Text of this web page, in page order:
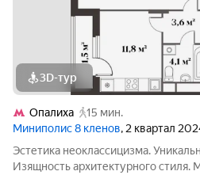
3D-тур
Опалиха
15 мин.
Миниполис 8 кленов, 2 квартал
Эстетика неоклассицизма.
Изящность архитектурного стиля.